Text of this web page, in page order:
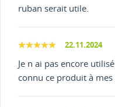
ruban serait utile.
22.11.2024
Je n ai pas encore
connu ce produit à mes